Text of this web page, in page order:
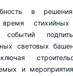
в
событий
световых
и